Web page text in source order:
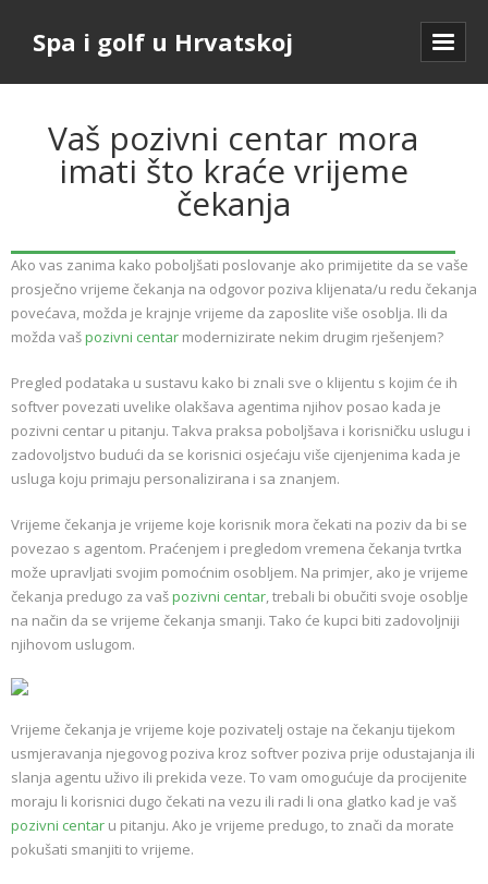
Spa i golf u Hrvatskoj
Vaš pozivni centar mora
imati što kraće vrijeme
čekanja
Ako vas zanima kako poboljšati poslovanje ako primijetite da se vaše
prosječno vrijeme čekanja na odgovor poziva klijenata/u redu čekanja
povećava, možda je krajnje vrijeme da zaposlite više osoblja. Ili da
možda vašpozivni centar modernizirate nekim drugim rješenjem?
Pregled podataka u sustavu kako bi znali sve o klijentu s kojim će ih
softver povezati uvelike olakšava agentima njihov posao kada je
pozivni centar u pitanju. Takva praksa poboljšava i korisničku uslugu i
zadovoljstvo budući da se korisnici osjećaju više cijenjenima kada je
usluga koju primaju personalizirana i sa znanjem.
Vrijeme čekanja je vrijeme koje korisnik mora čekati na poziv da bi se
povezao s agentom. Praćenjem i pregledom vremena čekanja tvrtka
može upravljati svojim pomoćnim osobljem. Na primjer, ako je vrijeme
čekanja predugo za vašpozivni centar, trebali bi obučiti svoje osoblje
na način da se vrijeme čekanja smanji. Tako će kupci biti zadovoljniji
njihovom uslugom.
Vrijeme čekanja je vrijeme koje pozivatelj ostaje na čekanju tijekom
usmjeravanja njegovog poziva kroz softver poziva prije odustajanja ili
slanja agentu uživo ili prekida veze. To vam omogućuje da procijenite
moraju li korisnici dugo čekati na vezu ili radi li ona glatko kad je vaš
pozivni centar u pitanju. Ako je vrijeme predugo, to znači da morate
pokušati smanjiti to vrijeme.